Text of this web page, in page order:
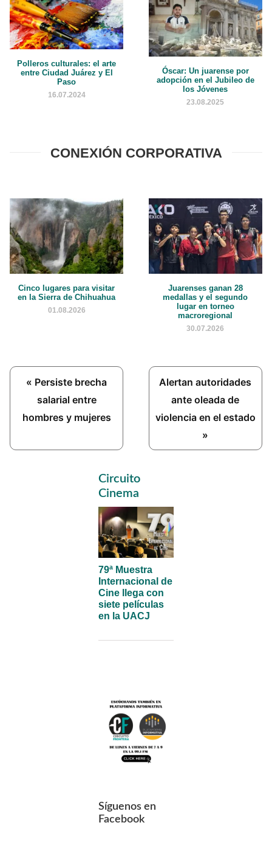
Polleros culturales: el arte
entre Ciudad Juárez y El
Paso
16.07.2024
Óscar: Un juarense por
adopción en el Jubileo de
los Jóvenes
23.08.2025
CONEXIÓN CORPORATIVA
Cinco lugares para visitar
en la Sierra de Chihuahua
01.08.2026
Juarenses ganan 28
medallas y el segundo
lugar en torneo
macroregional
30.07.2026
Previous
Post:
« Persiste brecha
salarial entre
hombres y mujeres
Next
Post:
Alertan autoridades
ante oleada de
violencia en el estado
»
Primary
Sidebar
Circuito
Cinema
79ª Muestra
Internacional de
Cine llega con
siete películas
en la UACJ
Síguenos en
Facebook